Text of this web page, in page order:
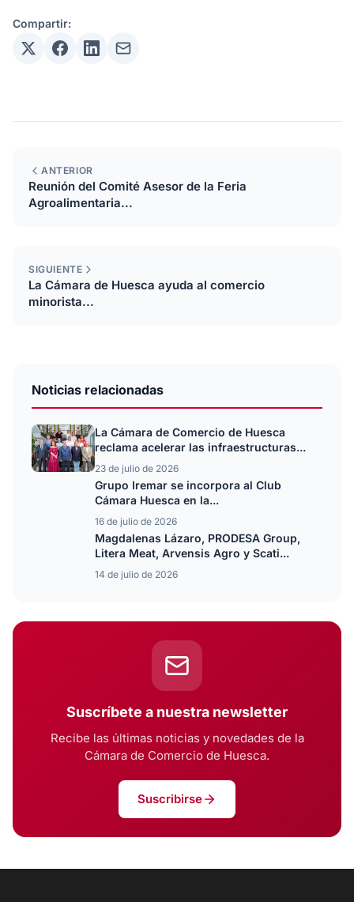
Compartir:
ANTERIOR
Reunión del Comité Asesor de la Feria
Agroalimentaria...
SIGUIENTE
La Cámara de Huesca ayuda al comercio
minorista...
Noticias relacionadas
La Cámara de Comercio de Huesca
reclama acelerar las infraestructuras...
23 de julio de 2026
Grupo Iremar se incorpora al Club
Cámara Huesca en la...
16 de julio de 2026
Magdalenas Lázaro, PRODESA Group,
Litera Meat, Arvensis Agro y Scati...
14 de julio de 2026
Suscríbete a nuestra newsletter
Recibe las últimas noticias y novedades de la
Cámara de Comercio de Huesca.
Suscribirse